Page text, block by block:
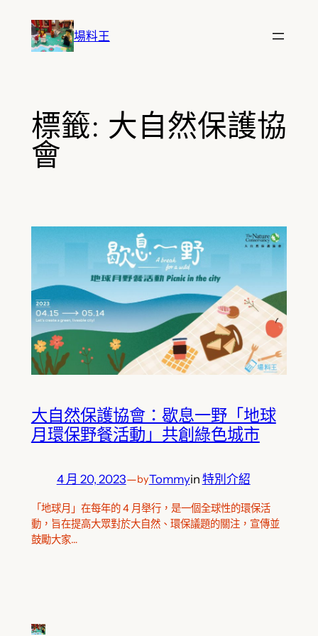
場料王
標籤: 大自然保護協
會
大自然保護協會：歇息一野「地球
月環保野餐活動」共創綠色城市
4 月 20, 2023—byTommyin 特別介紹
「地球月」在每年的 4 月舉行，是一個全球性的環保活
動，旨在提高大眾對於大自然、環保議題的關注，宣傳並
鼓勵大家…